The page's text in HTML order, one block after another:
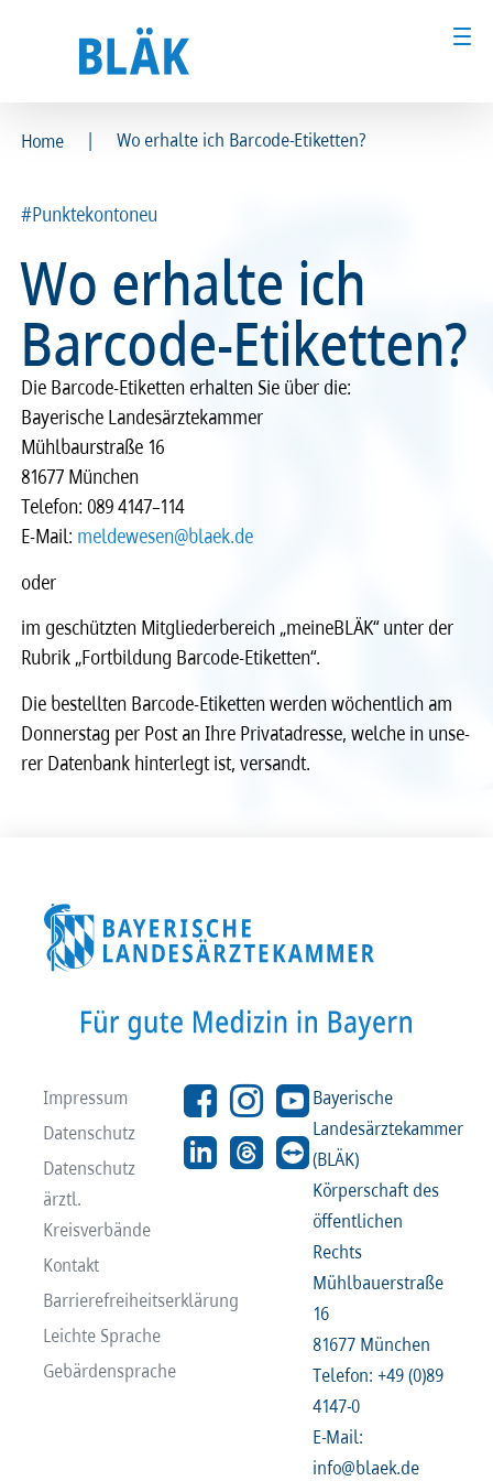
Patientinnen und Patienten
Kammer & Politik
Presse
Karriere
Recht
Service & Kontakt
meineBLÄK
Patientinnen und Patienten
Kammer & Politik
Presse
Karriere
Recht
Service & Kontakt
meineBLÄK
Home | Wo erhalte ich Barcode-Etiketten?
#Punktekontoneu
Wo erhalte ich
Barcode-Etiketten?
Die Barcode-Etiket­ten erhal­ten Sie über die:
Baye­ri­sche Landes­ärz­te­kam­mer
Mühl­baur­straße 16
81677 München
Tele­fon: 089 4147–114
E-Mail: melde­we­sen@blaek.de
oder
im geschütz­ten Mitglie­der­be­reich „meineBLÄK“ unter der
Rubrik „Fort­bil­dung Barcode-Etiket­ten“.
Die bestell­ten Barcode-Etiket­ten werden wöchent­lich am
Donners­tag per Post an Ihre Privat­adresse, welche in unse­
rer Daten­bank hinter­legt ist, versandt.
Impressum
Datenschutz
Datenschutz
ärztl.
Kreisverbände
Kontakt
Barrierefreiheitserklärung
Leichte Sprache
Gebärdensprache
Bayerische
Landesärztekammer
(BLÄK)
Körperschaft des
öffentlichen
Rechts
Mühlbauerstraße
16
81677 München
Telefon: +49 (0)89
4147-0
E-Mail:
info@blaek.de